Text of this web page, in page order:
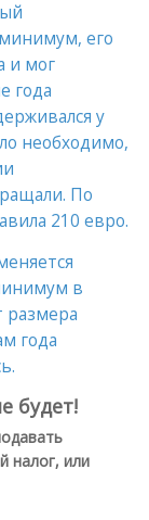
его
и мог
года
у
необходимо,
По
210 евро.
в
размера
года
будет!
налог, или